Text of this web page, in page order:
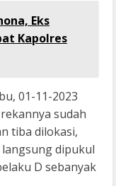
Eks
Kapolres
01-11-2023
sudah
tiba dilokasi,
dipukul
D sebanyak